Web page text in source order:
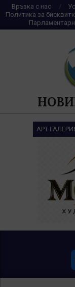
Skip
to
content
Връзка с нас
Политика за
АРТ